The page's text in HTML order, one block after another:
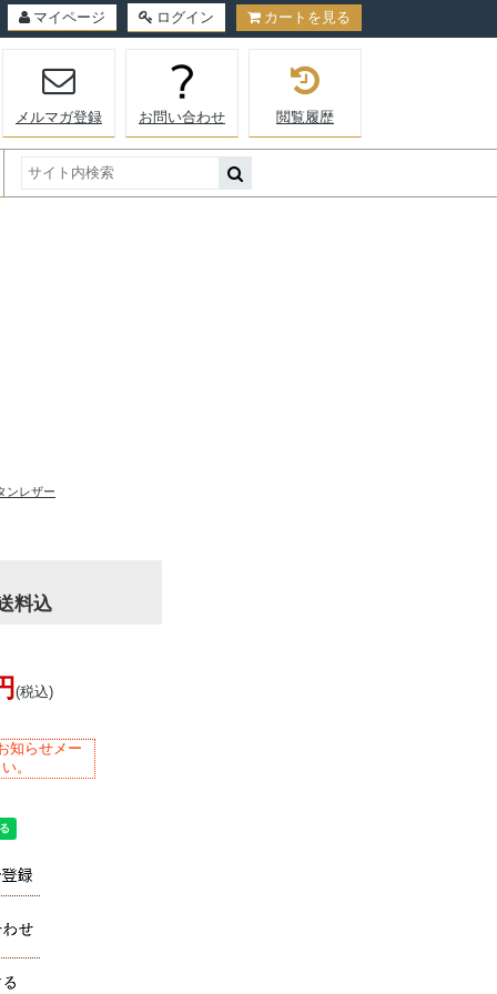
マイページ ログイン カートを見る
メルマガ登録 お問い合わせ 閲覧履歴
ンレザー
料込
(税込)
知らせメー
。